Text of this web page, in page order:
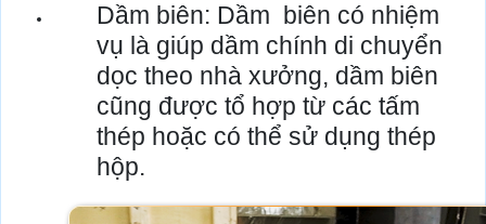
Dầm biên: Dầm biên có nhiệm
vụ là giúp dầm chính di chuyển
dọc theo nhà xưởng, dầm biên
cũng được tổ hợp từ các tấm
thép hoặc có thể sử dụng thép
hộp.